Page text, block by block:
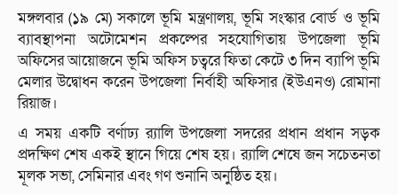
মঙ্গলবার (১৯ মে) সকালে ভূমি মন্ত্রণালয়, ভূমি সংস্কার বোর্ড ও ভূমি
ব্যাবস্থাপনা অটোমেশন প্রকল্পের সহযোগিতায় উপজেলা ভূমি
অফিসের আয়োজনে ভূমি অফিস চত্বরে ফিতা কেটে ৩ দিন ব্যাপি ভূমি
মেলার উদ্বোধন করেন উপজেলা নির্বাহী অফিসার (ইউএনও) রোমানা
রিয়াজ।
এ সময় একটি বর্ণাঢ্য র‍্যালি উপজেলা সদরের প্রধান প্রধান সড়ক
প্রদক্ষিণ শেষ একই স্থানে গিয়ে শেষ হয়। র‍্যালি শেষে জন সচেতনতা
মূলক সভা, সেমিনার এবং গণ শুনানি অনুষ্ঠিত হয়।